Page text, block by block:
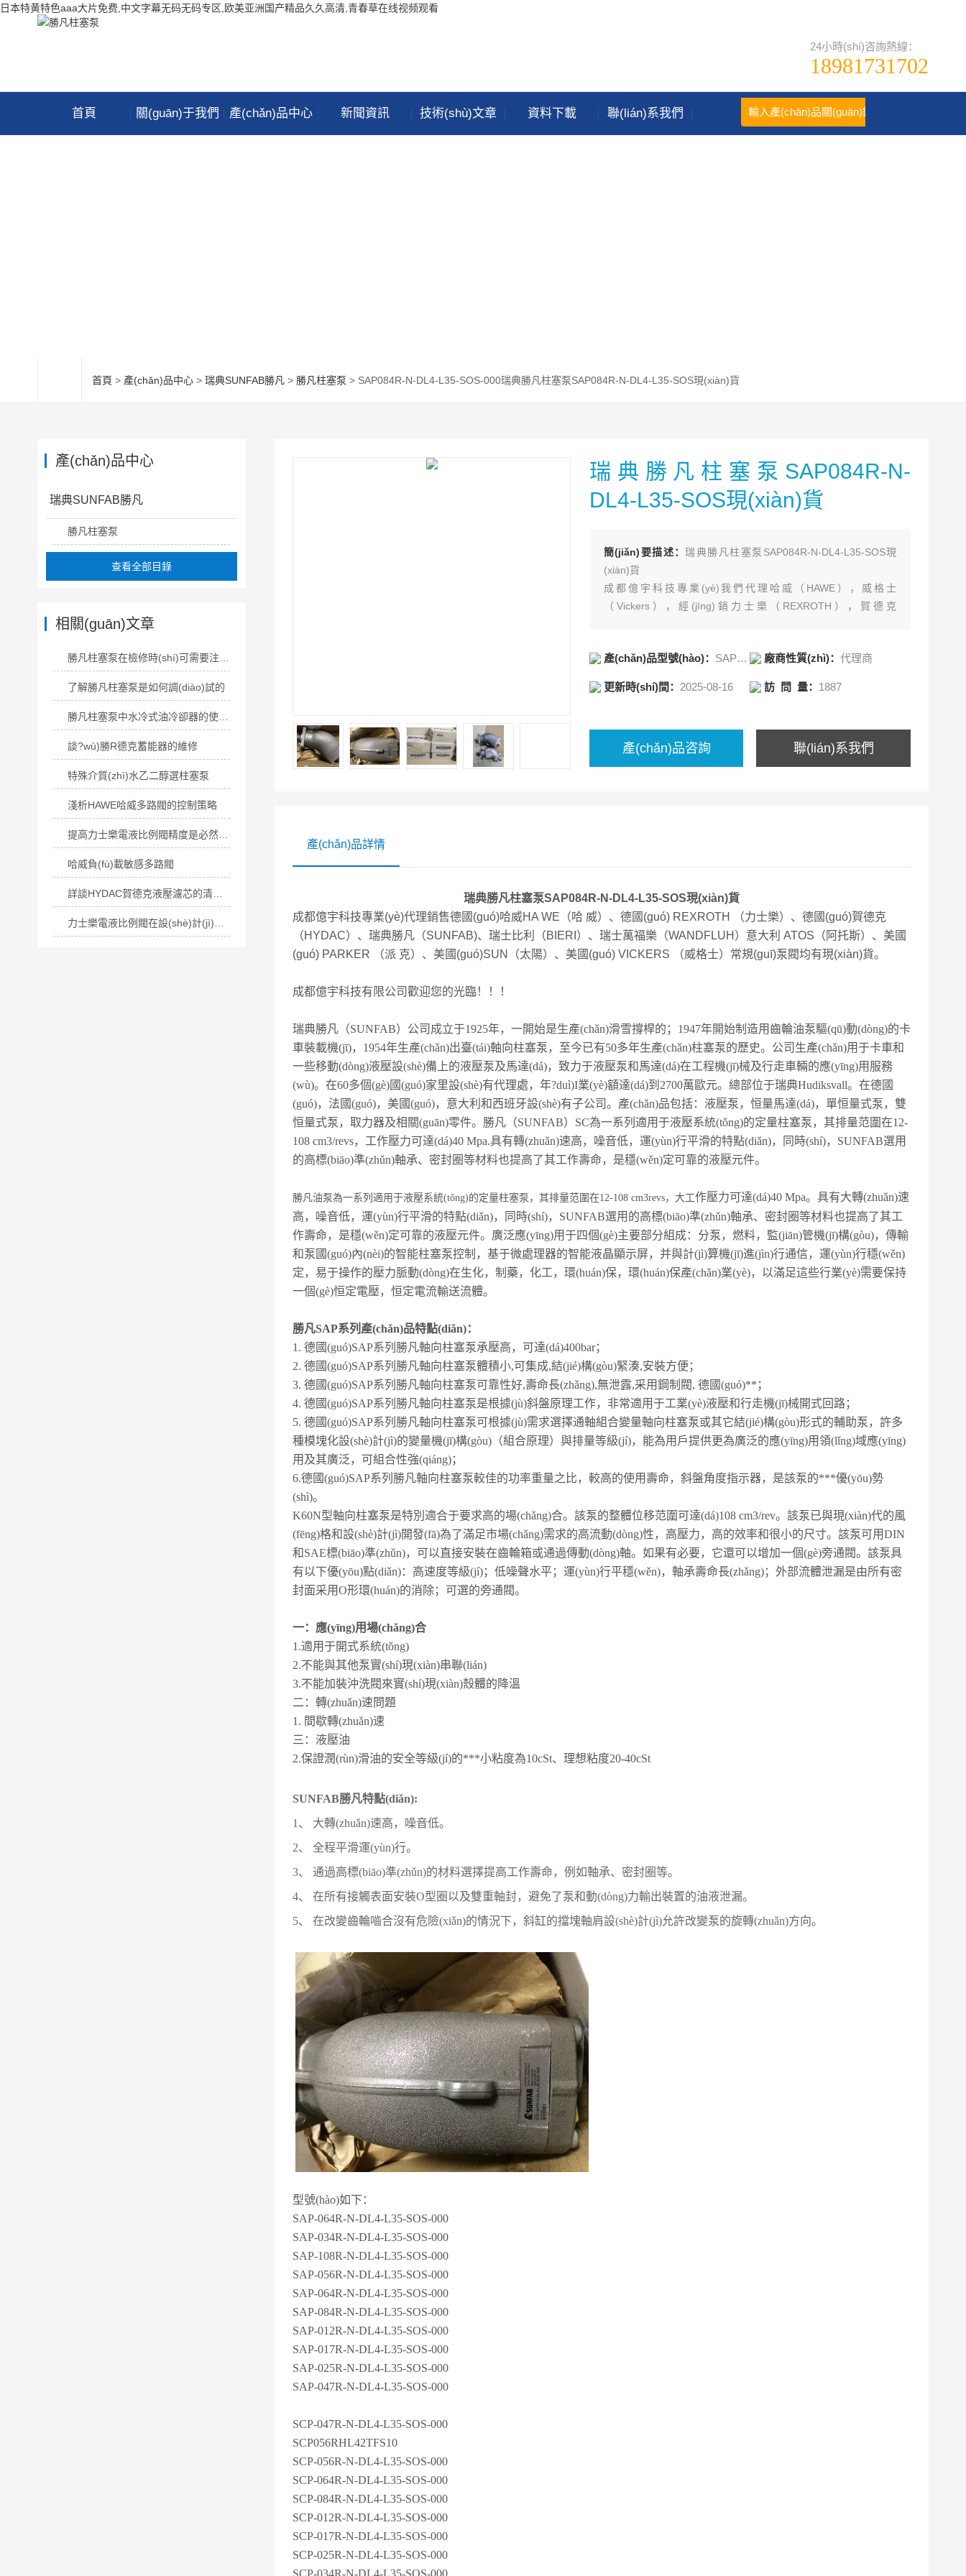
日本特黄特色aaa大片免费,中文字幕无码无码专区,欧美亚洲国产精品久久高清,青春草在线视频观看
24小時(shí)咨詢熱線：
18981731702
首頁 關(guān)于我們 產(chǎn)品中心 新聞資訊 技術(shù)文章 資料下載 聯(lián)系我們
首頁 > 產(chǎn)品中心 > 瑞典SUNFAB勝凡 > 勝凡柱塞泵 > SAP084R-N-DL4-L35-SOS-000瑞典勝凡柱塞泵SAP084R-N-DL4-L35-SOS現(xiàn)貨
瑞典勝凡柱塞泵SAP084R-N-
DL4-L35-SOS現(xiàn)貨
簡(jiǎn)要描述：瑞典勝凡柱塞泵SAP084R-N-DL4-L35-SOS現
(xiàn)貨
成都億宇科技專業(yè)我們代理哈威（HAWE），威格士
（Vickers），經(jīng)銷力士樂（REXROTH），賀德克
（BIERI）等進(jìn)口品牌液壓配件，包括泵，閥，繼電器，過濾
產(chǎn)品型號(hào)： SAP084R-N-DL4-L35-SOS-000 廠商性質(zhì)：代理商
更新時(shí)間： 2025-08-16 訪 問 量： 1887
產(chǎn)品咨詢 聯(lián)系我們
產(chǎn)品詳情
瑞典勝凡柱塞泵SAP084R-N-DL4-L35-SOS現(xiàn)貨
成都億宇科技專業(yè)代理銷售德國(guó)哈威HA WE（哈 威）、德國(guó) REXROTH （力士樂）、德國(guó)賀德克
（HYDAC）、瑞典勝凡（SUNFAB)、瑞士比利（BIERI）、瑞士萬福樂（WANDFLUH）意大利 ATOS（阿托斯）、美國
(guó) PARKER （派 克）、美國(guó)SUN（太陽）、美國(guó) VICKERS （威格士）常規(guī)泵閥均有現(xiàn)貨。
成都億宇科技有限公司歡迎您的光臨！！！
瑞典勝凡（SUNFAB）公司成立于1925年，一開始是生產(chǎn)滑雪撐桿的；1947年開始制造用齒輪油泵驅(qū)動(dòng)的卡
車裝載機(jī)，1954年生產(chǎn)出臺(tái)軸向柱塞泵，至今已有50多年生產(chǎn)柱塞泵的歷史。公司生產(chǎn)用于卡車和
一些移動(dòng)液壓設(shè)備上的液壓泵及馬達(dá)，致力于液壓泵和馬達(dá)在工程機(jī)械及行走車輛的應(yīng)用服務
(wù)。在60多個(gè)國(guó)家里設(shè)有代理處，年?duì)I業(yè)額達(dá)到2700萬歐元。總部位于瑞典Hudiksvall。在德國
(guó)，法國(guó)，美國(guó)，意大利和西班牙設(shè)有子公司。產(chǎn)品包括：液壓泵，恒量馬達(dá)，單恒量式泵，雙
恒量式泵，取力器及相關(guān)零件。勝凡（SUNFAB）SC為一系列適用于液壓系統(tǒng)的定量柱塞泵，其排量范圍在12-
108 cm3/revs，工作壓力可達(dá)40 Mpa.具有轉(zhuǎn)速高，噪音低，運(yùn)行平滑的特點(diǎn)，同時(shí)，SUNFAB選用
的高標(biāo)準(zhǔn)軸承、密封圈等材料也提高了其工作壽命，是穩(wěn)定可靠的液壓元件。
勝凡油泵為一系列適用于液壓系統(tǒng)的定量柱塞泵，其排量范圍在12-108 cm3revs，大工作壓力可達(dá)40 Mpa。具有大轉(zhuǎn)速
高，噪音低，運(yùn)行平滑的特點(diǎn)，同時(shí)，SUNFAB選用的高標(biāo)準(zhǔn)軸承、密封圈等材料也提高了其工
作壽命，是穩(wěn)定可靠的液壓元件。廣泛應(yīng)用于四個(gè)主要部分組成：分泵，燃料，監(jiān)管機(jī)構(gòu)，傳輸
和泵國(guó)內(nèi)的智能柱塞泵控制，基于微處理器的智能液晶顯示屏，并與計(jì)算機(jī)進(jìn)行通信，運(yùn)行穩(wěn)
定，易于操作的壓力脈動(dòng)在生化，制藥，化工，環(huán)保，環(huán)保產(chǎn)業(yè)，以滿足這些行業(yè)需要保持
一個(gè)恒定電壓，恒定電流輸送流體。
勝凡SAP系列產(chǎn)品特點(diǎn)：
1. 德國(guó)SAP系列勝凡軸向柱塞泵承壓高，可達(dá)400bar；
2. 德國(guó)SAP系列勝凡軸向柱塞泵體積小,可集成,結(jié)構(gòu)緊湊,安裝方便；
3. 德國(guó)SAP系列勝凡軸向柱塞泵可靠性好,壽命長(zhǎng),無泄露,采用鋼制閥, 德國(guó)**；
4. 德國(guó)SAP系列勝凡軸向柱塞泵是根據(jù)斜盤原理工作，非常適用于工業(yè)液壓和行走機(jī)械開式回路；
5. 德國(guó)SAP系列勝凡軸向柱塞泵可根據(jù)需求選擇通軸組合變量軸向柱塞泵或其它結(jié)構(gòu)形式的輔助泵，許多
種模塊化設(shè)計(jì)的變量機(jī)構(gòu)（組合原理）與排量等級(jí)，能為用戶提供更為廣泛的應(yīng)用領(lǐng)域應(yīng)
用及其廣泛，可組合性強(qiáng)；
6.德國(guó)SAP系列勝凡軸向柱塞泵較佳的功率重量之比，較高的使用壽命，斜盤角度指示器，是該泵的***優(yōu)勢
(shì)。
K60N型軸向柱塞泵是特別適合于要求高的場(chǎng)合。該泵的整體位移范圍可達(dá)108 cm3/rev。該泵已與現(xiàn)代的風
(fēng)格和設(shè)計(jì)開發(fā)為了滿足市場(chǎng)需求的高流動(dòng)性，高壓力，高的效率和很小的尺寸。該泵可用DIN
和SAE標(biāo)準(zhǔn)，可以直接安裝在齒輪箱或通過傳動(dòng)軸。如果有必要，它還可以增加一個(gè)旁通閥。該泵具
有以下優(yōu)點(diǎn)：高速度等級(jí)；低噪聲水平；運(yùn)行平穩(wěn)，軸承壽命長(zhǎng)；外部流體泄漏是由所有密
封面采用O形環(huán)的消除；可選的旁通閥。
一：應(yīng)用場(chǎng)合
1.適用于開式系統(tǒng)
2.不能與其他泵實(shí)現(xiàn)串聯(lián)
3.不能加裝沖洗閥來實(shí)現(xiàn)殼體的降溫
二：轉(zhuǎn)速問題
1. 間歇轉(zhuǎn)速
三：液壓油
2.保證潤(rùn)滑油的安全等級(jí)的***小粘度為10cSt、理想粘度20-40cSt
SUNFAB勝凡特點(diǎn):
1、 大轉(zhuǎn)速高，噪音低。
2、 全程平滑運(yùn)行。
3、 通過高標(biāo)準(zhǔn)的材料選擇提高工作壽命，例如軸承、密封圈等。
4、 在所有接觸表面安裝O型圈以及雙重軸封，避免了泵和動(dòng)力輸出裝置的油液泄漏。
5、 在改變齒輪嚙合沒有危險(xiǎn)的情況下，斜缸的擋塊軸肩設(shè)計(jì)允許改變泵的旋轉(zhuǎn)方向。
型號(hào)如下：
SAP-064R-N-DL4-L35-SOS-000
SAP-034R-N-DL4-L35-SOS-000
SAP-108R-N-DL4-L35-SOS-000
SAP-056R-N-DL4-L35-SOS-000
SAP-064R-N-DL4-L35-SOS-000
SAP-084R-N-DL4-L35-SOS-000
SAP-012R-N-DL4-L35-SOS-000
SAP-017R-N-DL4-L35-SOS-000
SAP-025R-N-DL4-L35-SOS-000
SAP-047R-N-DL4-L35-SOS-000
SCP-047R-N-DL4-L35-SOS-000
SCP056RHL42TFS10
SCP-056R-N-DL4-L35-SOS-000
SCP-064R-N-DL4-L35-SOS-000
SCP-084R-N-DL4-L35-SOS-000
SCP-012R-N-DL4-L35-SOS-000
SCP-017R-N-DL4-L35-SOS-000
SCP-025R-N-DL4-L35-SOS-000
SCP-034R-N-DL4-L35-SOS-000
產(chǎn)品中心
瑞典SUNFAB勝凡
勝凡柱塞泵
查看全部目錄
相關(guān)文章
了解勝凡柱塞泵是如何調(diào)試的
勝凡柱塞泵中水冷式油冷卻器的使用注意事項(xiàng)
談?wù)勝R德克蓄能器的維修
特殊介質(zhì)水乙二醇選柱塞泵
淺析HAWE哈威多路閥的控制策略
提高力士樂電液比例閥精度是必然趨勢(shì)！
哈威負(fù)載敏感多路閥
詳談HYDAC賀德克液壓濾芯的清洗方法